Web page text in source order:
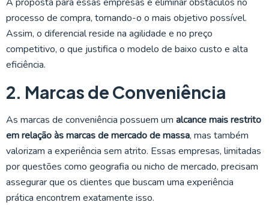
processo de compra, tornando-o o mais objetivo possível.
Assim, o diferencial reside na agilidade e no preço
competitivo, o que justifica o modelo de baixo custo e alta
eficiência.
2. Marcas de Conveniência
As marcas de conveniência possuem um alcance mais restrito
em relação às marcas de mercado de massa, mas também
valorizam a experiência sem atrito. Essas empresas, limitadas
por questões como geografia ou nicho de mercado, precisam
assegurar que os clientes que buscam uma experiência
prática encontrem exatamente isso.